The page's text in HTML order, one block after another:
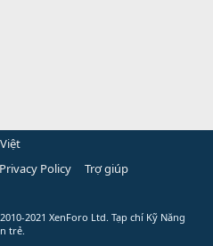
Privacy Policy
Trợ giúp
2021 XenForo Ltd. Tạp chí Kỹ Năng
trẻ.